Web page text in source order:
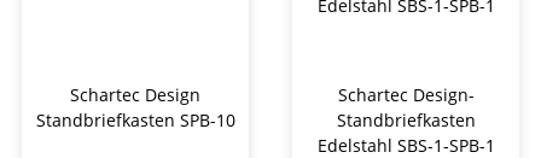
Schartec Design
Standbriefkasten SPB-10
Schartec Design-
Standbriefkasten
Edelstahl SBS-1-SPB-1